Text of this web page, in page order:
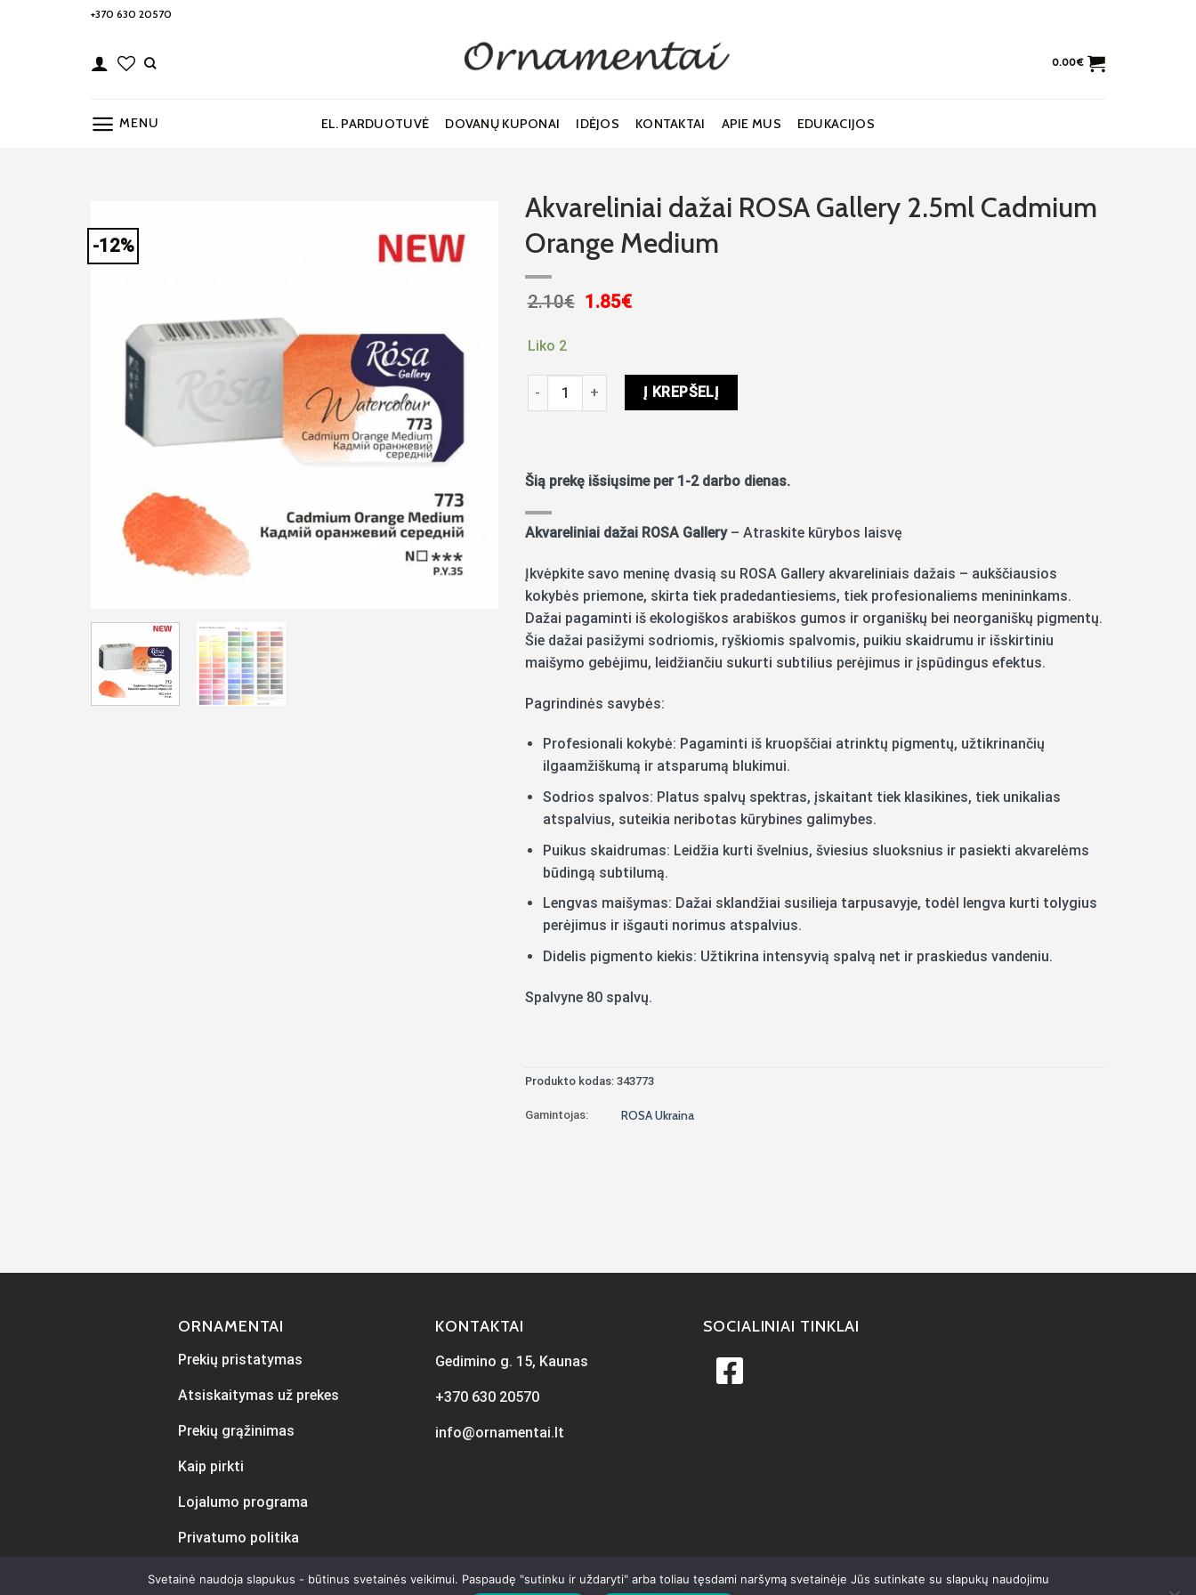
+370 630 20570
0.00€
MENU EL. PARDUOTUVĖ DOVANŲ KUPONAI IDĖJOS KONTAKTAI APIE MUS EDUKACIJOS
-12%
Akvareliniai dažai ROSA Gallery 2.5ml Cadmium
Orange Medium
2.10€ Original
1.85€Current
Liko 2
produkto kiekis: Akvareliniai dažai ROSA Gallery 2.5ml Cadmium Orange Medium
Į KREPŠELĮ
Šią prekę išsiųsime per 1-2 darbo dienas.
Akvareliniai dažai ROSA Gallery– Atraskite kūrybos laisvę
Įkvėpkite savo meninę dvasią su ROSA Gallery akvareliniais dažais – aukščiausios
kokybės priemone, skirta tiek pradedantiesiems, tiek profesionaliems menininkams.
Dažai pagaminti iš ekologiškos arabiškos gumos ir organiškų bei neorganiškų pigmentų.
Šie dažai pasižymi sodriomis, ryškiomis spalvomis, puikiu skaidrumu ir išskirtiniu
maišymo gebėjimu, leidžiančiu sukurti subtilius perėjimus ir įspūdingus efektus.
Pagrindinės savybės:
Profesionali kokybė: Pagaminti iš kruopščiai atrinktų pigmentų, užtikrinančių
ilgaamžiškumą ir atsparumą blukimui.
Sodrios spalvos: Platus spalvų spektras, įskaitant tiek klasikines, tiek unikalias
atspalvius, suteikia neribotas kūrybines galimybes.
Puikus skaidrumas: Leidžia kurti švelnius, šviesius sluoksnius ir pasiekti akvarelėms
būdingą subtilumą.
Lengvas maišymas: Dažai sklandžiai susilieja tarpusavyje, todėl lengva kurti tolygius
perėjimus ir išgauti norimus atspalvius.
Didelis pigmento kiekis: Užtikrina intensyvią spalvą net ir praskiedus vandeniu.
Spalvyne 80 spalvų.
Produkto kodas: 343773
Gamintojas: ROSA Ukraina
ORNAMENTAI
Prekių pristatymas
Atsiskaitymas už prekes
Prekių grąžinimas
Kaip pirkti
Lojalumo programa
Privatumo politika
KONTAKTAI
Gedimino g. 15, Kaunas
+370 630 20570
info@ornamentai.lt
SOCIALINIAI TINKLAI
Svetainė naudoja slapukus - būtinus svetainės veikimui. Paspaudę "sutinku ir uždaryti" arba toliau tęsdami naršymą svetainėje Jūs sutinkate su slapukų naudojimu